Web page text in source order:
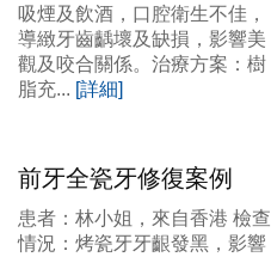
吸煙及飲酒，口腔衛生不佳，
導緻牙齒齲壞及缺損，影響美
觀及咬合關係。治療方案：樹
脂充... [詳細]
前牙全瓷牙修復案例
患者：林小姐，來自香港 檢查
情況：烤瓷牙牙齦發黑，影響